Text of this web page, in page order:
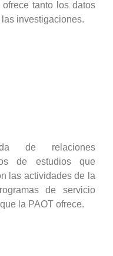
tanto los datos
investigaciones.
de relaciones
de estudios que
las actividades de la
de servicio
la PAOT ofrece.